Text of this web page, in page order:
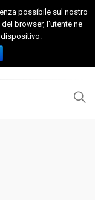
nella Capitanata
possibile sul nostro
browser, l'utente ne